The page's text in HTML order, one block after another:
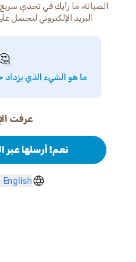
الصيانة، ما رأيك في تحدي
البريد الإلكتروني
ما هو الشيء الذي
عرفت
نعم! أرسلها عبر